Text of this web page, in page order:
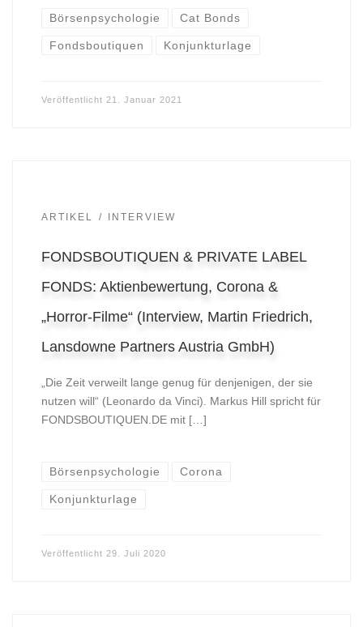
Börsenpsychologie Cat Bonds
Fondsboutiquen Konjunkturlage
Veröffentlicht 21. Januar 2021
ARTIKEL INTERVIEW
FONDSBOUTIQUEN & PRIVATE LABEL
FONDS: Aktienbewertung, Corona &
„Horror-Filme“ (Interview, Martin Friedrich,
Lansdowne Partners Austria GmbH)
„Die Zeit verweilt lange genug für denjenigen, der sie
nutzen will“ (Leonardo da Vinci). Markus Hill spricht für
FONDSBOUTIQUEN.DE mit […]
Börsenpsychologie Corona
Konjunkturlage
Veröffentlicht 29. Juli 2020